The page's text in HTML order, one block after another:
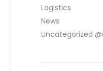
Logistics
News
Uncategorized